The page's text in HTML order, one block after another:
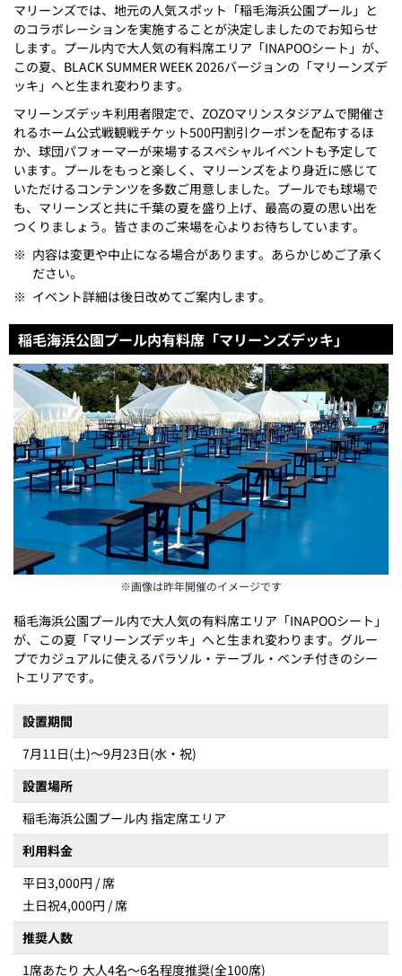
マリーンズでは、地元の人気スポット「稲毛海浜公園プール」と
のコラボレーションを実施することが決定しましたのでお知らせ
します。プール内で大人気の有料席エリア「INAPOOシート」が、
この夏、BLACK SUMMER WEEK 2026バージョンの「マリーンズデ
ッキ」へと生まれ変わります。
マリーンズデッキ利用者限定で、ZOZOマリンスタジアムで開催さ
れるホーム公式戦観戦チケット500円割引クーポンを配布するほ
か、球団パフォーマーが来場するスペシャルイベントも予定して
います。プールをもっと楽しく、マリーンズをより身近に感じて
いただけるコンテンツを多数ご用意しました。プールでも球場で
も、マリーンズと共に千葉の夏を盛り上げ、最高の夏の思い出を
つくりましょう。皆さまのご来場を心よりお待ちしています。
※ 内容は変更や中止になる場合があります。あらかじめご了承く
ださい。
※ イベント詳細は後日改めてご案内します。
稲毛海浜公園プール内有料席「マリーンズデッキ」
※画像は昨年開催のイメージです
稲毛海浜公園プール内で大人気の有料席エリア「INAPOOシート」
が、この夏「マリーンズデッキ」へと生まれ変わります。グルー
プでカジュアルに使えるパラソル・テーブル・ベンチ付きのシー
トエリアです。
設置期間
7月11日(土)～9月23日(水・祝)
設置場所
稲毛海浜公園プール内 指定席エリア
利用料金
平日3,000円 / 席
土日祝4,000円 / 席
推奨人数
1席あたり 大人4名～6名程度推奨(全100席)